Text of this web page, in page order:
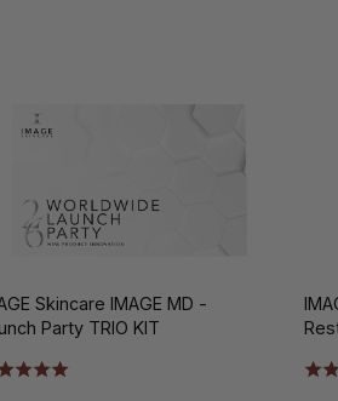
Skincare IMAGE MD -
Party TRIO KIT